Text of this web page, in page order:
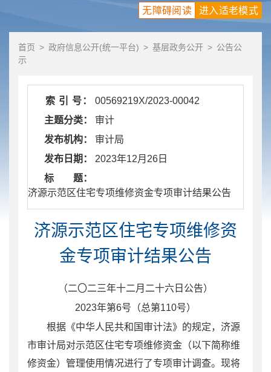
进入适老模式
无障碍阅读
首页 > 政府信息公开(统一平台) > 基层政务公开 > 公告公
示
索 引 号：
00569219X/2023-00042
主题分类：
审计
发布机构：
审计局
发布日期：
2023年12月26日
标 题：
​ 济源示范区住宅专项维修资金专项审计结果公告
济源示范区住宅专项维修资
金专项审计结果公告
（二〇二三年十二月二十六日公告）
2023年第6号（总第110号）
根据《中华人民共和国审计法》的规定，济源
市审计局对示范区住宅专项维修资金（以下简称维
修资金）管理使用情况进行了专项审计调查。现将